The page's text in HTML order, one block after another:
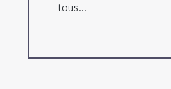
tous...